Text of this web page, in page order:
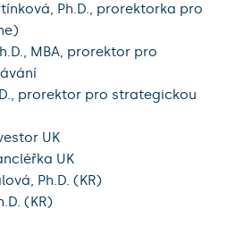
Ph.D., prorektorka pro
MBA, prorektor pro
prorektor pro strategickou
UK
UK
Ph.D. (KR)
(KR)